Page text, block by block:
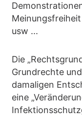
usw ...
Die
Grundrechte
damaligen
eine